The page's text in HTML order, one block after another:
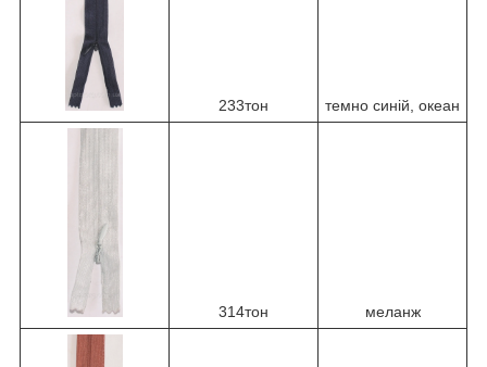
233тон темно синій, океан
314тон меланж